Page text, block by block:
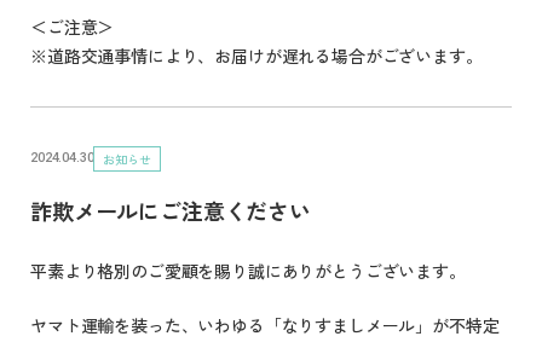
＜ご注意＞
※道路交通事情により、お届けが遅れる場合がございます。
詐欺メールにご注意ください
2024.04.30 お知らせ
平素より格別のご愛顧を賜り誠にありがとうございます。
ヤマト運輸を装った、いわゆる「なりすましメール」が不特定